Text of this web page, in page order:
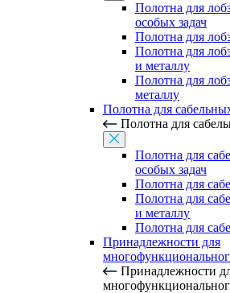
Полотна для
особых задач
Полотна для
Полотна для
и металлу
Полотна для
металлу
Полотна для
Полотна для
Полотна для
особых задач
Полотна для
Полотна для
и металлу
Полотна для
Принадлежности для
Принадлежности